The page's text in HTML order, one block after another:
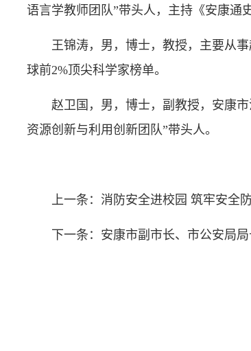
语言学教师团队”带头人，主持《安康通
王锦涛，男，博士，教授，主要从
球前2%顶尖科学家榜单。
赵卫国，男，博士，副教授，安康
资源创新与利用创新团队”带头人。
上一条：消防安全进校园 筑牢安全
下一条：安康市副市长、市公安局